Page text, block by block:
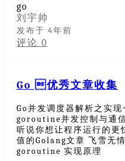
go
刘宇帅
发布于 4年前
评论 0
Go 优秀文章收集
Go并发调度器解析之实
goroutine并发控制与通
听说你想让程序运行的更
值的Golang文章 飞雪无
goroutine 实现原理